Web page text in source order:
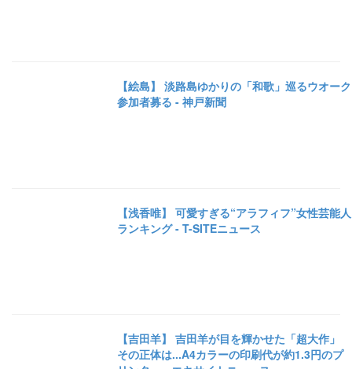
【絵島】 淡路島ゆかりの「和歌」巡るウオーク
参加者募る - 神戸新聞
【浅香唯】 可愛すぎる“アラフィフ”女性芸能人
ランキング - T-SITEニュース
【吉田羊】 吉田羊が目を輝かせた「超大作」
その正体は...A4カラーの印刷代が約1.3円のプ